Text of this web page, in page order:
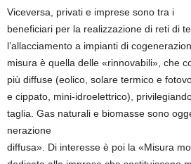
Viceversa, privati e imprese sono tra i
beneficiari per la realizzazio­ne di reti di
l’allacciamento a impianti di
misura è quella delle «rinnovabili», che
più diffuse (eolico, solare termico e
e cippato, mini-idroelettrico),
taglia. Gas naturali e biomasse sono
nerazione
diffusa». Di interesse è poi la «Misura